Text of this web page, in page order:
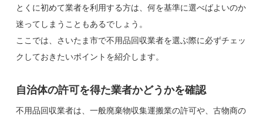
とくに初めて業者を利用する方は、何を基準に選べばよいのか
迷ってしまうこともあるでしょう。
ここでは、さいたま市で不用品回収業者を選ぶ際に必ずチェッ
クしておきたいポイントを紹介します。
自治体の許可を得た業者かどうかを確認
不用品回収業者は、一般廃棄物収集運搬業の許可や、古物商の